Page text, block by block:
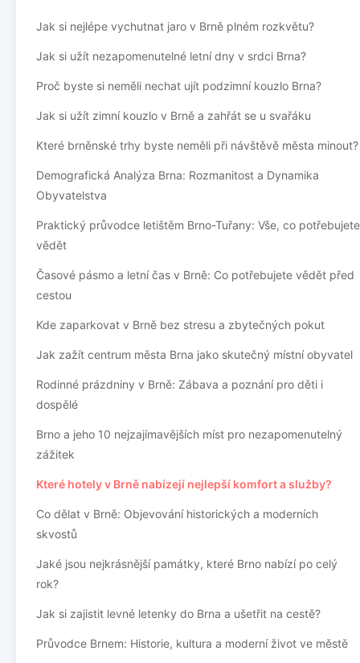
Jak si nejlépe vychutnat jaro v Brně plném rozkvětu?
Jak si užít nezapomenutelné letní dny v srdci Brna?
Proč byste si neměli nechat ujít podzimní kouzlo Brna?
Jak si užít zimní kouzlo v Brně a zahřát se u svařáku
Které brněnské trhy byste neměli při návštěvě města minout?
Demografická Analýza Brna: Rozmanitost a Dynamika
Obyvatelstva
Praktický průvodce letištěm Brno-Tuřany: Vše, co potřebujete
vědět
Časové pásmo a letní čas v Brně: Co potřebujete vědět před
cestou
Kde zaparkovat v Brně bez stresu a zbytečných pokut
Jak zažít centrum města Brna jako skutečný místní obyvatel
Rodinné prázdniny v Brně: Zábava a poznání pro děti i
dospělé
Brno a jeho 10 nejzajímavějších míst pro nezapomenutelný
zážitek
Které hotely v Brně nabízejí nejlepší komfort a služby?
Co dělat v Brně: Objevování historických a moderních
skvostů
Jaké jsou nejkrásnější památky, které Brno nabízí po celý
rok?
Jak si zajistit levné letenky do Brna a ušetřit na cestě?
Průvodce Brnem: Historie, kultura a moderní život ve městě